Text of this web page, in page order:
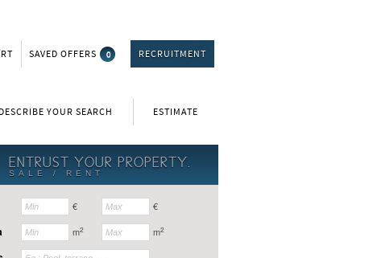
SAVED OFFERS 0 RECRUITMENT
DESCRIBE YOUR SEARCH ESTIMATE
ENTRUST YOUR PROPERTY.
SALE / RENT
€ €
m2 m2